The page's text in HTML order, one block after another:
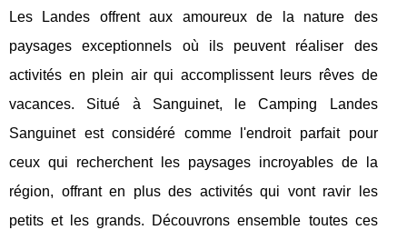
Les Landes offrent aux amoureux de la nature des
paysages exceptionnels où ils peuvent réaliser des
activités en plein air qui accomplissent leurs rêves de
vacances. Situé à Sanguinet, le Camping Landes
Sanguinet est considéré comme l'endroit parfait pour
ceux qui recherchent les paysages incroyables de la
région, offrant en plus des activités qui vont ravir les
petits et les grands. Découvrons ensemble toutes ces